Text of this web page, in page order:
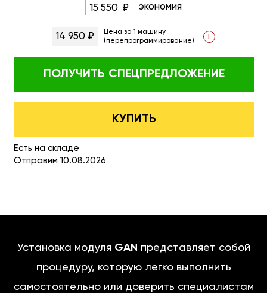
15 550 экономия
14 950 ₽
Цена за 1 машину
(перепрограммирование)
i
ПОЛУЧИТЬ СПЕЦПРЕДЛОЖЕНИЕ
КУПИТЬ
Есть на складе
Отправим 10.08.2026
Установка модуля GAN представляет собой
процедуру, которую легко выполнить
самостоятельно или доверить специалистам